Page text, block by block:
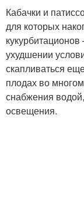
Кабачки и
для которых
ухудшении
скапливаться
плодах во
снабжения
освещения.